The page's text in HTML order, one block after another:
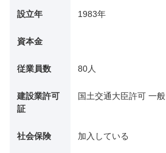
設立年 1983年
資本金
従業員数 80人
建設業許可
証
国土交通大臣許可 一般
社会保険 加入している